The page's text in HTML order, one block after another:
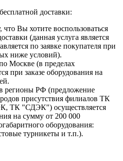
доставки:
Вы хотите воспользоваться
(данная услуга является
по заявке покупателя при
ниже условий).
Москве (в пределах
при заказе оборудования на
в регионы РФ (предложение
присутствия филиалов ТК
ТК "СДЭК") осуществляется
на сумму от 200 000
оборудования:
турникеты и т.п.).